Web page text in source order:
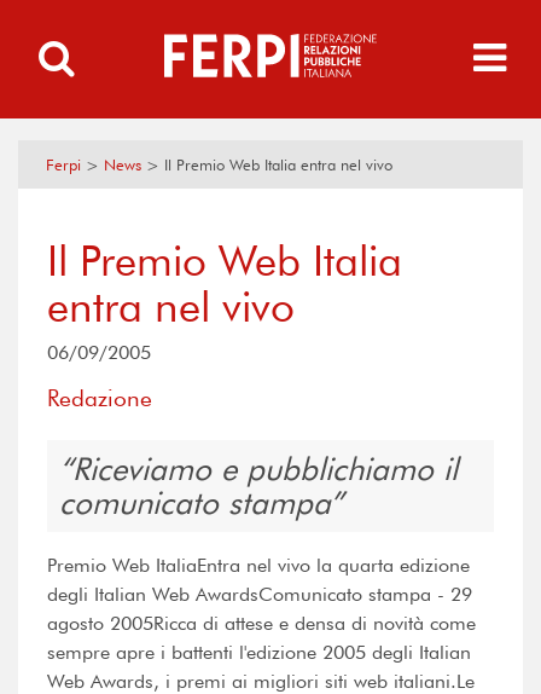
Ferpi > News > Il Premio Web Italia entra nel vivo
Il Premio Web Italia
entra nel vivo
06/09/2005
Redazione
Riceviamo e pubblichiamo il
comunicato stampa
Premio Web ItaliaEntra nel vivo la quarta edizione
degli Italian Web AwardsComunicato stampa - 29
agosto 2005Ricca di attese e densa di novità come
sempre apre i battenti l'edizione 2005 degli Italian
Web Awards, i premi ai migliori siti web italiani.Le